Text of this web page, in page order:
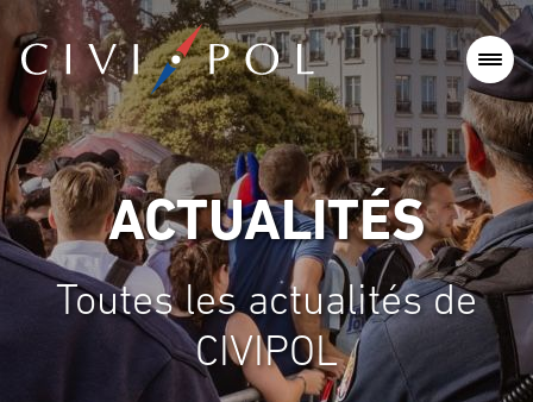
ACTUALITÉS
Toutes les actualités de
CIVIPOL